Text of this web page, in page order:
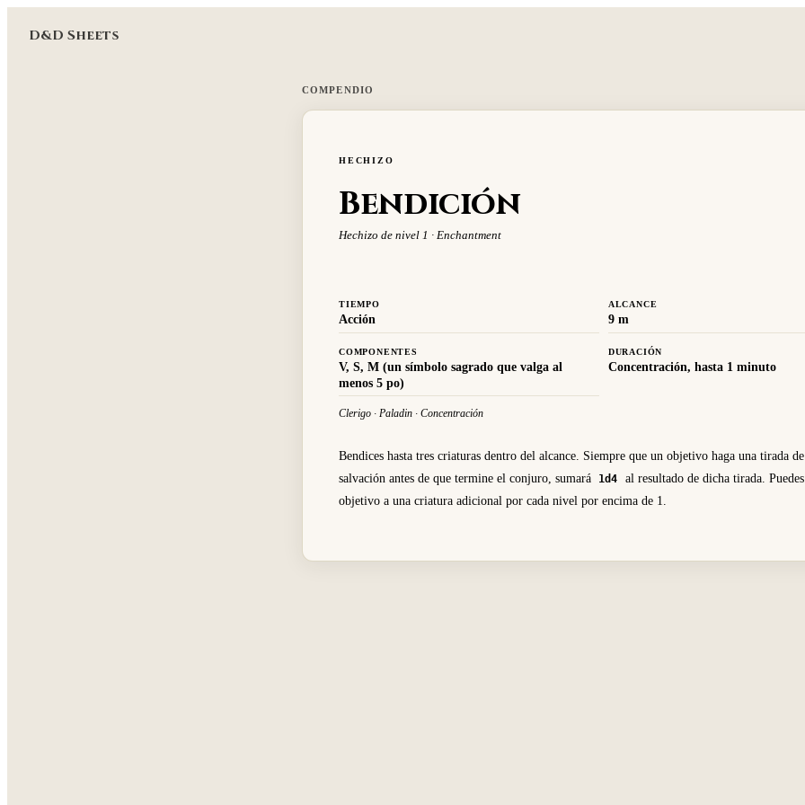
D&D Sheets
COMPENDIO
HECHIZO
Bendición
Hechizo de nivel 1 · Enchantment
TIEMPO
Acción
ALCANCE
9 m
COMPONENTES
V, S, M (un símbolo sagrado que valga al
menos 5 po)
DURACIÓN
Concentración, hasta 1 minuto
Clerigo · Paladin · Concentración
Bendices hasta tres criaturas dentro del alcance. Siempre que un objetivo haga una tirada
salvación antes de que termine el conjuro, sumará
1d4
al resultado de dicha tirada.
objetivo a una criatura adicional por cada nivel por encima de 1.